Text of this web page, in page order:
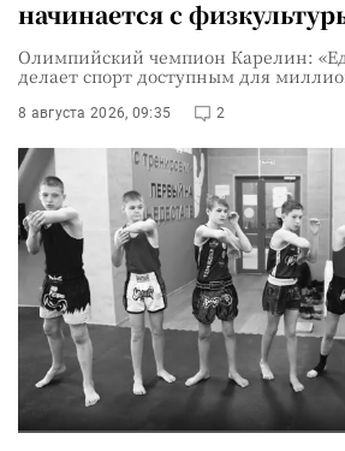
начинается с
Олимпийский чемпион Карелин:
делает спорт доступным для
8 августа 2026, 09:35 2